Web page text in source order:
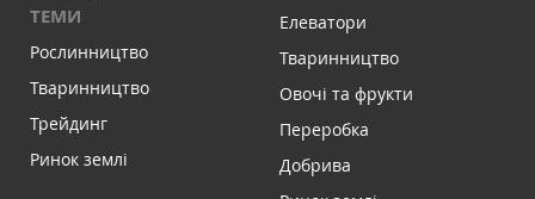
ТЕМИ
Рослинництво
Тваринництво
Трейдинг
Ринок землі
Елеватори
Тваринництво
Овочі та фрукти
Переробка
Добрива